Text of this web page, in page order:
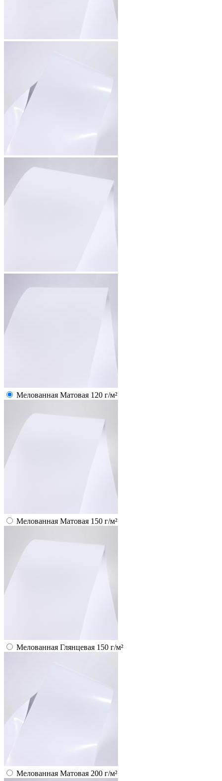
Мелованная Матовая 120 г/м²
Мелованная Матовая 150 г/м²
Мелованная Глянцевая 150 г/м²
Мелованная Матовая 200 г/м²